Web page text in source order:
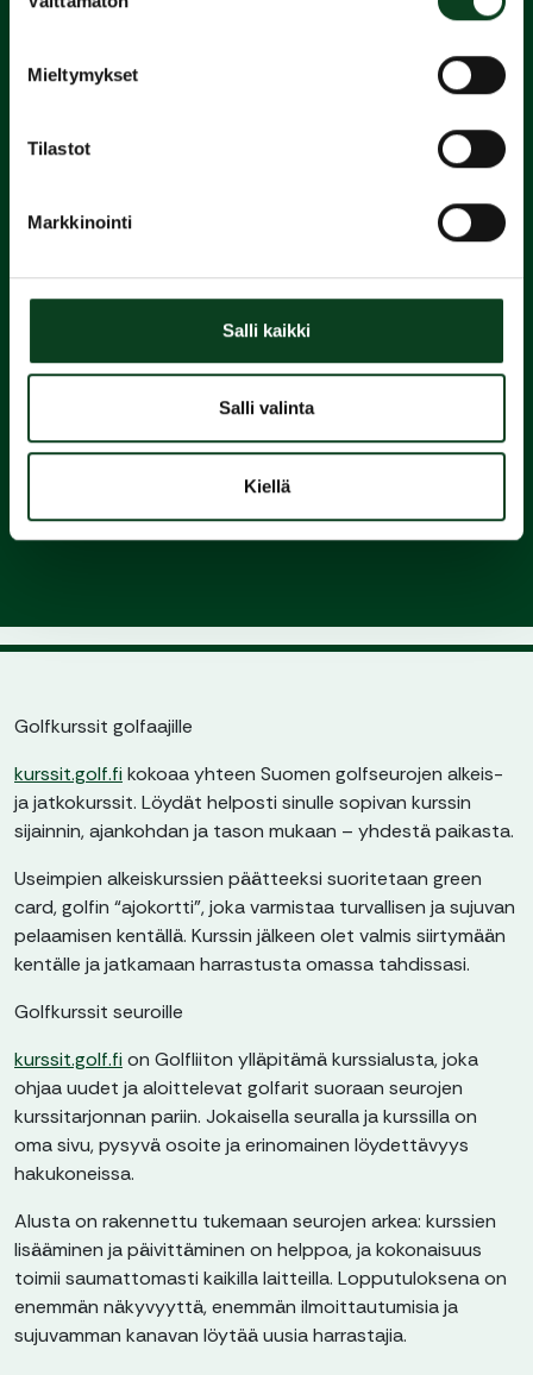
valinta
Mieltymykset
Tilastot
Markkinointi
Salli kaikki
Salli valinta
Kiellä
Varaa
alkeiskurssi
2.
Suorita
Liity
seuraan ja nauti pelaamisesta
Golfkurssit golfaajille
kurssit.golf.fi kokoaa yhteen Suomen golfseurojen alkeis-
ja jatkokurssit. Löydät helposti sinulle sopivan kurssin
sijainnin, ajankohdan ja tason mukaan – yhdestä paikasta.
Useimpien alkeiskurssien päätteeksi suoritetaan green
card, golfin “ajokortti”, joka varmistaa turvallisen ja sujuvan
pelaamisen kentällä. Kurssin jälkeen olet valmis siirtymään
kentälle ja jatkamaan harrastusta omassa tahdissasi.
Golfkurssit seuroille
kurssit.golf.fi on Golfliiton ylläpitämä kurssialusta, joka
ohjaa uudet ja aloittelevat golfarit suoraan seurojen
kurssitarjonnan pariin. Jokaisella seuralla ja kurssilla on
oma sivu, pysyvä osoite ja erinomainen löydettävyys
hakukoneissa.
Alusta on rakennettu tukemaan seurojen arkea: kurssien
lisääminen ja päivittäminen on helppoa, ja kokonaisuus
toimii saumattomasti kaikilla laitteilla. Lopputuloksena on
enemmän näkyvyyttä, enemmän ilmoittautumisia ja
sujuvamman kanavan löytää uusia harrastajia.